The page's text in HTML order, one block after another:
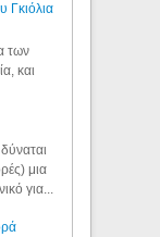
Γκιόλια
των
και
μια
για...